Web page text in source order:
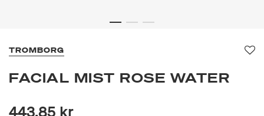
TROMBORG
FACIAL MIST ROSE WATER
443,85 kr